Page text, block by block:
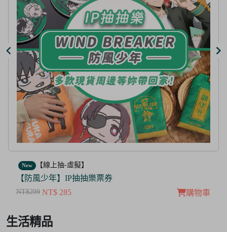
New 【線上抽-虛擬】
【茜色線上抽票券】限量周邊抽抽樂
NT$100 NT$ 50
購物車
3
生活精品